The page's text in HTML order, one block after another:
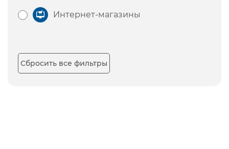
Интернет-магазины
Сбросить все фильтры